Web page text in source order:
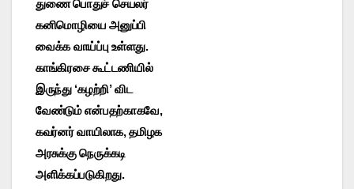
துணை பொதுச் செயலர்
கனிமொழியை அனுப்பி
வைக்க வாய்ப்பு உள்ளது.
காங்கிரசை கூட்டணியில்
இருந்து ‘கழற்றி’ விட
வேண்டும் என்பதற்காகவே,
கவர்னர் வாயிலாக, தமிழக
அரசுக்கு நெருக்கடி
அளிக்கப்படுகிறது.